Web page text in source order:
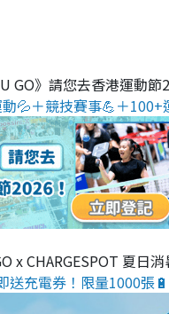
U GO》請您去香港運動節
💦＋競技賽事💪＋100+
x CHARGESPOT 夏日消
送充電券！限量1000張